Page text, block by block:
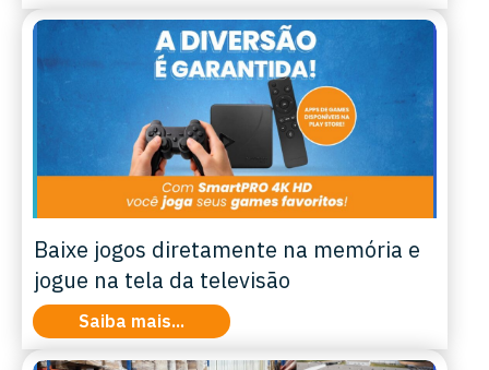
Baixe jogos diretamente na memória e
jogue na tela da televisão
Saiba mais...